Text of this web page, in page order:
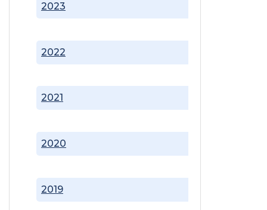
2019
2020
2021
2022
2023